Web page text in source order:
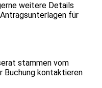
weitere Details
für
stammen vom
Buchung kontaktieren